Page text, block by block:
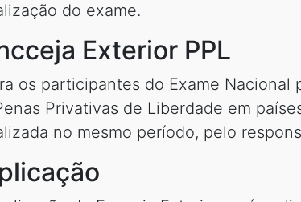
do exame.
Exterior PPL
os participantes do Exame
Privativas de Liberdade em
no mesmo período, pelo